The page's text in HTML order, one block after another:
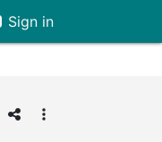
Sign in